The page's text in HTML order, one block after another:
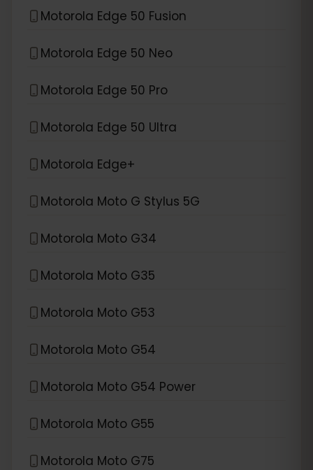
Motorola Edge 50 Fusion
Motorola Edge 50 Neo
Motorola Edge 50 Pro
Motorola Edge 50 Ultra
Motorola Edge+
Motorola Moto G Stylus 5G
Motorola Moto G34
Motorola Moto G35
Motorola Moto G53
Motorola Moto G54
Motorola Moto G54 Power
Motorola Moto G55
Motorola Moto G75